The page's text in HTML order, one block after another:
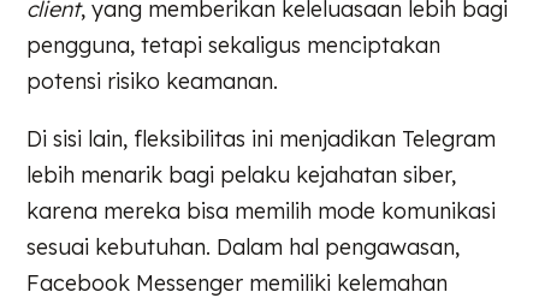
client, yang memberikan keleluasaan lebih bagi
pengguna, tetapi sekaligus menciptakan
potensi risiko keamanan.
Di sisi lain, fleksibilitas ini menjadikan Telegram
lebih menarik bagi pelaku kejahatan siber,
karena mereka bisa memilih mode komunikasi
sesuai kebutuhan. Dalam hal pengawasan,
Facebook Messenger memiliki kelemahan